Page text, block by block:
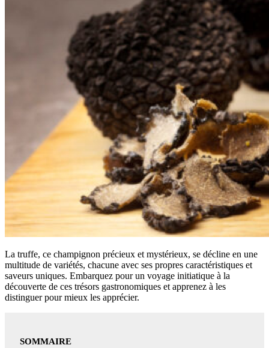
La truffe, ce champignon précieux et mystérieux, se décline en une
multitude de variétés, chacune avec ses propres caractéristiques et
saveurs uniques. Embarquez pour un voyage initiatique à la
découverte de ces trésors gastronomiques et apprenez à les
distinguer pour mieux les apprécier.
SOMMAIRE